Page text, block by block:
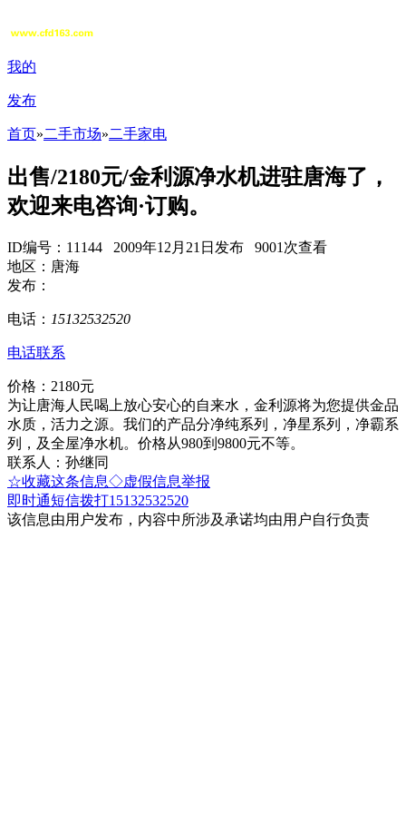
我的
发布
首页»二手市场»二手家电
出售/2180元/金利源净水机进驻唐海了，
欢迎来电咨询·订购。
ID编号：11144 2009年12月21日发布 9001次查看
地区：唐海
发布：
电话： 15132532520
电话联系
价格：2180元
为让唐海人民喝上放心安心的自来水，金利源将为您提供金品
水质，活力之源。我们的产品分净纯系列，净星系列，净霸系
列，及全屋净水机。价格从980到9800元不等。
联系人：孙继同
☆收藏这条信息◇虚假信息举报
即时通短信拨打15132532520
该信息由用户发布，内容中所涉及承诺均由用户自行负责